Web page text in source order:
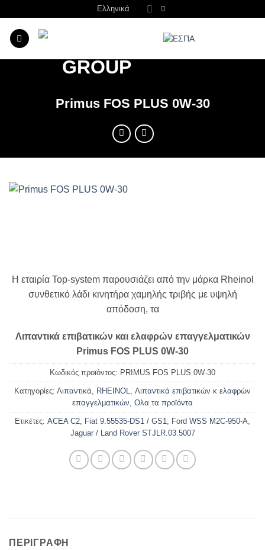
περιεχόμενο
Ελληνικά
Primus FOS PLUS 0W-30
Η εταιρία Top-system παρουσιάζει από την μάρκα Rheinol
συνθετικό λάδι κινητήρα χαμηλής τριβής με υψηλή
απόδοση, τα
Λιπαντικά επιβατικών και ελαφρών επαγγελματικών
Primus FOS PLUS 0W-30
Κωδικός προϊόντος: PRIMUS FOS PLUS 0W-30
Κατηγορίες: Λιπαντικά RHEINOL
Λιπαντικά επιβατικών κ ελαφρών
επαγγελματικών Ολα τα προϊόντα
Ετικέτες: ACEA C2 Fiat 9.55535-DS1 / GS1 Ford WSS M2C-950-A
Jaguar / Land Rover STJLR.03.5007
ΠΕΡΙΓΡΑΦΉ